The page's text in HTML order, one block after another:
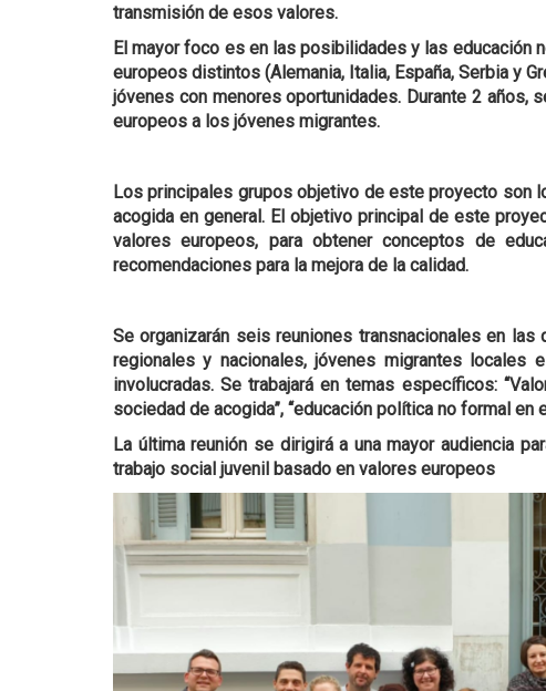
transmisión de esos valores.
El mayor foco es en las posibilidades y las educación
europeos distintos (Alemania, Italia, España, Serbia y
jóvenes con menores oportunidades. Durante 2 años,
europeos a los jóvenes migrantes.
Los principales grupos objetivo de este proyecto son
acogida en general. El objetivo principal de este
valores europeos, para obtener conceptos de
recomendaciones para la mejora de la calidad.
Se organizarán seis reuniones transnacionales en
regionales y nacionales, jóvenes migrantes locales
involucradas. Se trabajará en temas específicos:
sociedad de acogida”, “educación política no formal
La última reunión se dirigirá a una mayor audiencia
trabajo social juvenil basado en valores europeos